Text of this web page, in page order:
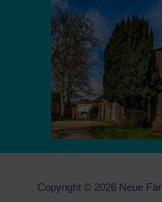
Copyright © 2026 Neue